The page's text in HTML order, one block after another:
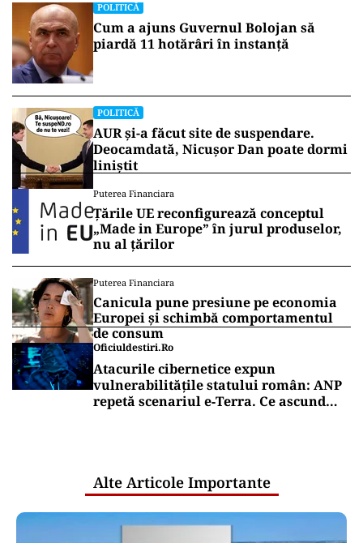
POLITICĂ
Cum a ajuns Guvernul Bolojan să
piardă 11 hotărâri în instanță
POLITICĂ
AUR și-a făcut site de suspendare.
Deocamdată, Nicușor Dan poate dormi
liniștit
Puterea Financiara
Țările UE reconfigurează conceptul
„Made in Europe” în jurul produselor,
nu al țărilor
Puterea Financiara
Canicula pune presiune pe economia
Europei și schimbă comportamentul
de consum
Oficiuldestiri.ro
Atacurile cibernetice expun
vulnerabilitățile statului român: ANP
repetă scenariul e‑Terra. Ce ascund
Alte Articole Importante